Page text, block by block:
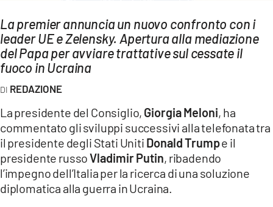
Network
LACPLAY.IT
LACTV.IT
LACONAIR.IT
LACITYMAG.IT
ILREGGINO.IT
COSENZACHANNEL.IT
ILVIBONESE.IT
La premier annuncia un nuovo confronto con i
leader UE e Zelensky. Apertura alla mediazione
del Papa per avviare trattative sul cessate il
fuoco in Ucraina
REDAZIONE
La presidente del Consiglio, Giorgia Meloni, ha
commentato gli sviluppi successivi alla telefonata tra
il presidente degli Stati Uniti Donald Trumpe il
presidente russoVladimir Putin, ribadendo
l’impegno dell’Italia per la ricerca di una soluzione
diplomatica alla guerra in Ucraina.